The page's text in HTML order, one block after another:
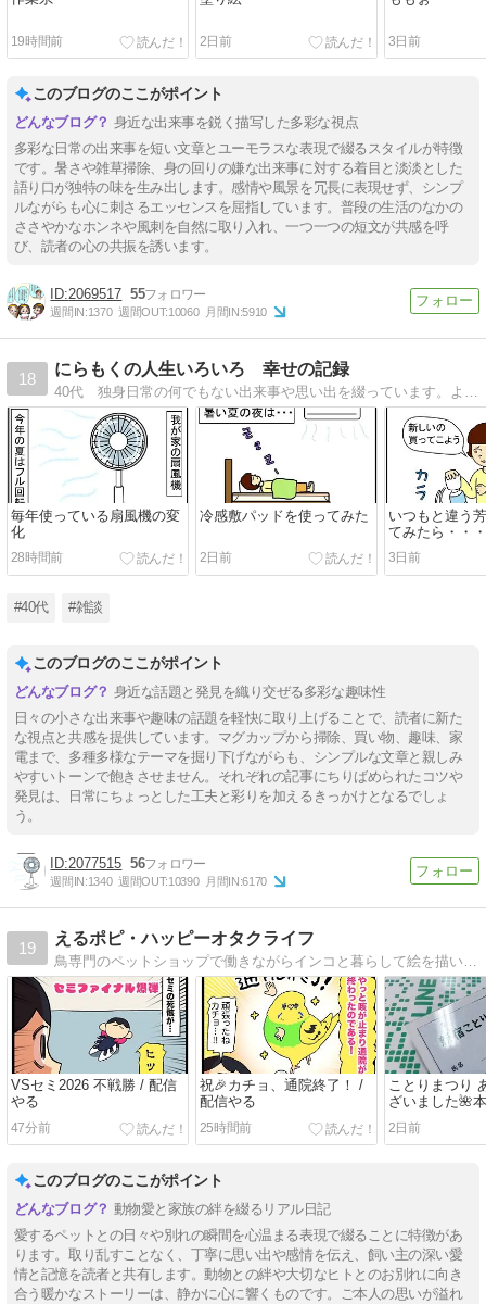
19時間前 2日前 3日前
このブログのここがポイント
身近な出来事を鋭く描写した多彩な視点
多彩な日常の出来事を短い文章とユーモラスな表現で綴るスタイルが特徴
です。暑さや雑草掃除、身の回りの嫌な出来事に対する着目と淡淡とした
語り口が独特の味を生み出します。感情や風景を冗長に表現せず、シンプ
ルながらも心に刺さるエッセンスを屈指しています。普段の生活のなかの
ささやかなホンネや風刺を自然に取り入れ、一つ一つの短文が共感を呼
び、読者の心の共振を誘います。
2069517 55
週間IN:1370 週間OUT:10060 月間IN:5910
18
にらもくの人生いろいろ 幸せの記録
毎年使っている扇風機の変
化
28時間前
冷感敷パッドを使ってみた
2日前
いつもと違う
てみたら・・・
3日前
#40代 #雑談
このブログのここがポイント
身近な話題と発見を織り交ぜる多彩な趣味性
日々の小さな出来事や趣味の話題を軽快に取り上げることで、読者に新た
な視点と共感を提供しています。マグカップから掃除、買い物、趣味、家
電まで、多種多様なテーマを掘り下げながらも、シンプルな文章と親しみ
やすいトーンで飽きさせません。それぞれの記事にちりばめられたコツや
発見は、日常にちょっとした工夫と彩りを加えるきっかけとなるでしょ
う。
2077515 56
週間IN:1340 週間OUT:10390 月間IN:6170
19
えるポピ・ハッピーオタクライフ
鳥専門のペットショップで働きながらインコと暮らして絵を描いてゲームするオタクの絵日記
VSセミ2026 不戦勝 / 配信
やる
47分前
祝🎉カチョ、通院終了！ /
配信やる
25時間前
ことりまつり
ざいました🌺
2日前
このブログのここがポイント
動物愛と家族の絆を綴るリアル日記
愛するペットとの日々や別れの瞬間を心温まる表現で綴ることに特徴があ
ります。取り乱すことなく、丁寧に思い出や感情を伝え、飼い主の深い愛
情と記憶を読者と共有します。動物との絆や大切なヒトとのお別れに向き
合う暖かなストーリーは、静かに心に響くものです。ご本人の思いが溢れ